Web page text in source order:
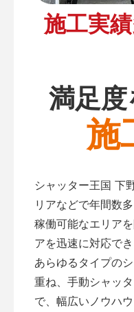
施工実
満足
施
シャッター王国 下
リアなどで年間数
稼働可能なエリア
アを迅速に対応で
あらゆるタイプの
重ね、手動シャッ
で、幅広いノウハ